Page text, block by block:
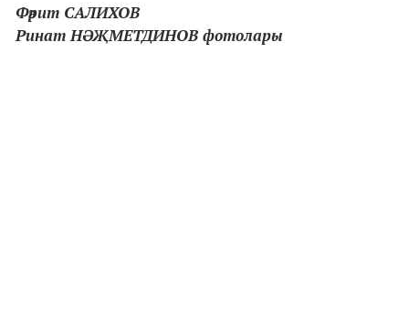
Фәрит САЛИХОВ
Ринат НӘҖМЕТДИНОВ фотолары